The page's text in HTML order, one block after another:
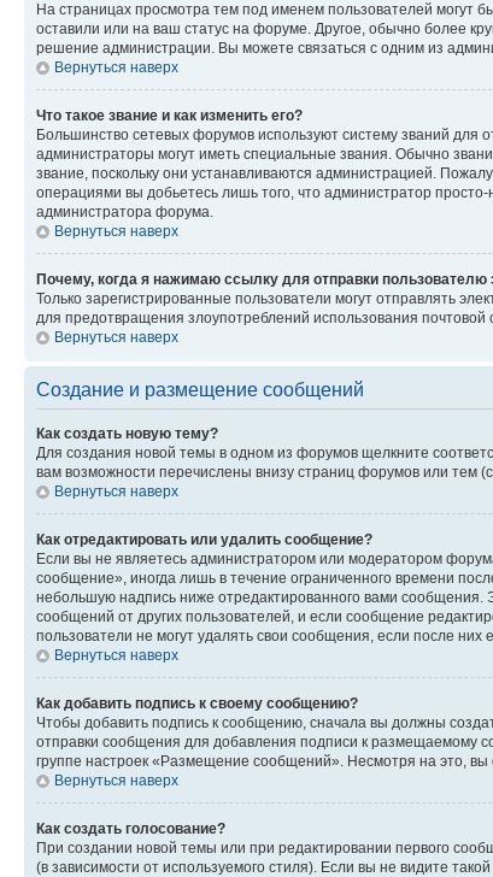
На страницах просмотра тем под именем пользователей могут
оставили или на ваш статус на форуме. Другое, обычно более
решение администрации. Вы можете связаться с одним из
Вернуться наверх
Что такое звание и как изменить его?
Большинство сетевых форумов используют систему званий
администраторы могут иметь специальные звания. Обычно
звание, поскольку они устанавливаются администрацией.
операциями вы добьетесь лишь того, что администратор
администратора форума.
Вернуться наверх
Почему, когда я нажимаю ссылку для отправки пользователю
Только зарегистрированные пользователи могут отправлять
для предотвращения злоупотреблений использования
Вернуться наверх
Создание и размещение сообщений
Как создать новую тему?
Для создания новой темы в одном из форумов щелкните
вам возможности перечислены внизу страниц форумов или тем
Вернуться наверх
Как отредактировать или удалить сообщение?
Если вы не являетесь администратором или модератором
сообщение», иногда лишь в течение ограниченного времени
небольшую надпись ниже отредактированного вами сообщения.
сообщений от других пользователей, и если сообщение
пользователи не могут удалять свои сообщения, если после них
Вернуться наверх
Как добавить подпись к своему сообщению?
Чтобы добавить подпись к сообщению, сначала вы должны
отправки сообщения для добавления подписи к размещаемому
группе настроек «Размещение сообщений». Несмотря на это,
Вернуться наверх
Как создать голосование?
При создании новой темы или при редактировании первого
(в зависимости от используемого стиля). Если вы не видите